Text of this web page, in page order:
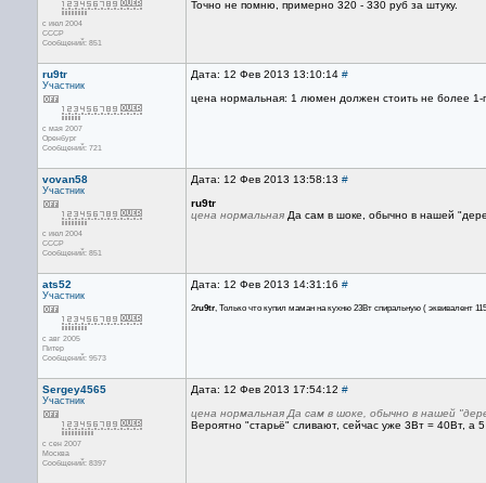
с июл 2004
СССР
Сообщений: 851
Точно не помню, примерно 320 - 330 руб за штуку.
ru9tr
Участник
с мая 2007
Оренбург
Сообщений: 721
Дата: 12 Фев 2013 13:10:14 #
цена нормальная: 1 люмен должен стоить не более 1-
vovan58
Участник
с июл 2004
СССР
Сообщений: 851
Дата: 12 Фев 2013 13:58:13 #
ru9tr
цена нормальная Да сам в шоке, обычно в нашей
ats52
Участник
с авг 2005
Питер
Сообщений: 9573
Дата: 12 Фев 2013 14:31:16 #
2ru9tr, Только что купил маман на кухню 23Вт спиральную ( эквивалент
Sergey4565
Участник
с сен 2007
Москва
Сообщений: 8397
Дата: 12 Фев 2013 17:54:12 #
цена нормальная Да сам в шоке, обычно в нашей
Вероятно "старьё" сливают, сейчас уже 3Вт = 40Вт, а